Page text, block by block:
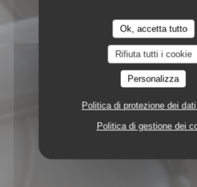
Ok, accetta tutto
Rifiuta tutti i cookie
Personalizza
Politica di protezione dei
Politica di gestione dei